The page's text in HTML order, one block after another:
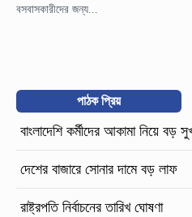
বসবাসকারীদের জন্য...
পাঠক প্রিয়
বাংলাদেশি কর্মীদের আকামা নিয়ে বড়
দেশের বাজারে সোনার দামে বড় লাফ
রাষ্ট্রপতি নির্বাচনের তারিখ ঘোষণা